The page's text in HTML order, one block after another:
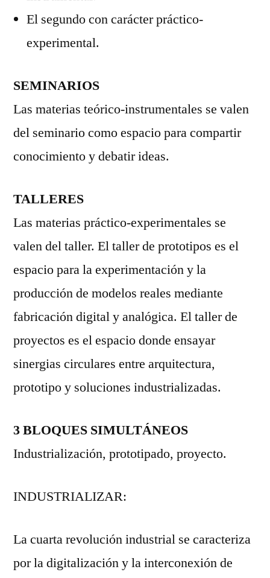
El segundo con carácter práctico-
experimental.
SEMINARIOS
Las materias teórico-instrumentales se valen
del seminario como espacio para compartir
conocimiento y debatir ideas.
TALLERES
Las materias práctico-experimentales se
valen del taller. El taller de prototipos es el
espacio para la experimentación y la
producción de modelos reales mediante
fabricación digital y analógica. El taller de
proyectos es el espacio donde ensayar
sinergias circulares entre arquitectura,
prototipo y soluciones industrializadas.
3 BLOQUES SIMULTÁNEOS
Industrialización, prototipado, proyecto.
INDUSTRIALIZAR:
La cuarta revolución industrial se caracteriza
por la digitalización y la interconexión de